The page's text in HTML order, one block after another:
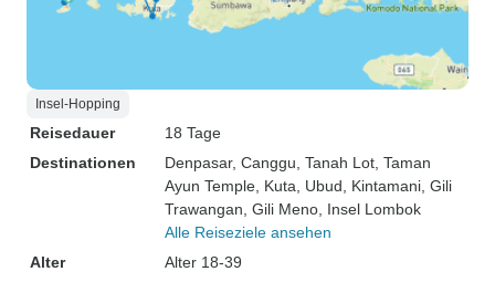
Insel-Hopping
Reisedauer
18 Tage
Destinationen
Denpasar, Canggu , Tanah Lot , Taman
Ayun Temple , Kuta , Ubud , Kintamani , Gili
Trawangan , Gili Meno , Insel Lombok
Alle Reiseziele ansehen
Alter
Alter 18-39